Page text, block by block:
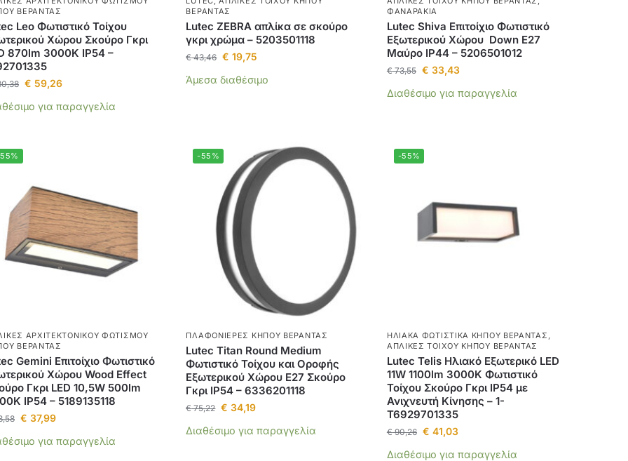
ΒΕΡΆΝΤΑΣ
Leo Φωτιστικό Τοίχου
Χώρου Σκούρο Γκρι
870lm 3000K IP54 –
€ 59,26
για παραγγελία
ΒΕΡΆΝΤΑΣ
Lutec ZEBRA απλίκα σε σκούρο
γκρι χρώμα – 5203501118
€43,46 € 19,75
Άμεσα διαθέσιμο
ΦΑΝΑΡΆΚΙΑ
Lutec Shiva Επιτοίχιο Φωτιστικό
Εξωτερικού Χώρου Down E27
Μαύρο IP44 – 5206501012
€73,55 € 33,43
Διαθέσιμο για παραγγελία
ΑΡΧΙΤΕΚΤΟΝΙΚΟΎ ΦΩΤΙΣΜΟΎ
ΒΕΡΆΝΤΑΣ
Gemini Επιτοίχιο Φωτιστικό
Χώρου Wood Effect
Γκρι LED 10,5W 500lm
IP54 – 5189135118
€ 37,99
για παραγγελία
-55%
ΠΛΑΦΟΝΙΈΡΕΣ ΚΉΠΟΥ ΒΕΡΆΝΤΑΣ
Lutec Titan Round Medium
Φωτιστικό Τοίχου και Οροφής
Εξωτερικού Χώρου E27 Σκούρο
Γκρι IP54 – 6336201118
€75,22 € 34,19
Διαθέσιμο για παραγγελία
-55%
ΗΛΙΑΚΆ ΦΩΤΙΣΤΙΚΆ ΚΉΠΟΥ ΒΕΡΆΝΤΑΣ ,
ΑΠΛΊΚΕΣ ΤΟΊΧΟΥ ΚΉΠΟΥ ΒΕΡΆΝΤΑΣ
Lutec Telis Ηλιακό Εξωτερικό LED
11W 1100lm 3000K Φωτιστικό
Τοίχου Σκούρο Γκρι IP54 με
Ανιχνευτή Κίνησης – 1-
T6929701335
€90,26 € 41,03
Διαθέσιμο για παραγγελία